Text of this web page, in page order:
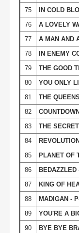
75
IN COLD
76
A LOVELY
77
A MAN AND
78
IN ENEMY
79
THE GOOD
80
YOU ONLY
81
THE
82
83
THE
84
85
PLANET OF
86
87
KING OF
88
MADIGAN -
89
YOU'RE A
90
BYE BYE